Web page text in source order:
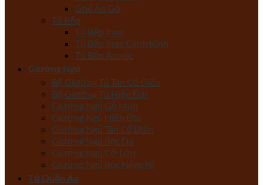
Ghế Ăn Gỗ
Tủ Bếp
Tủ Bếp Inox
Tủ Bếp Inox Cánh Kính
Tủ Bếp Acrylic
Giường Ngủ
Bộ Giường Tủ Tân Cổ Điển
Bộ Giường Tủ Hiện Đại
Giường Ngủ Gỗ Mun
Giường Ngủ Hiện Đại
Giường Ngủ Tân Cổ Điển
Giường Ngủ Bọc Da
Giường Ngủ Cỡ Lớn
Giường Ngủ Bọc Nệm, Nỉ
Tủ Quần Áo